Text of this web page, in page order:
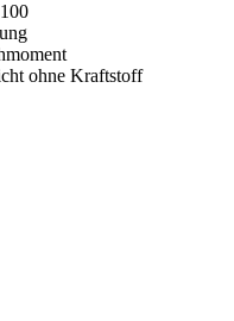
ohne Kraftstoff